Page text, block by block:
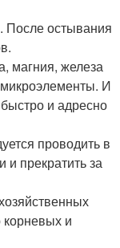
После остывания
магния, железа
И
и адресно
проводить в
и прекратить за
корневых и